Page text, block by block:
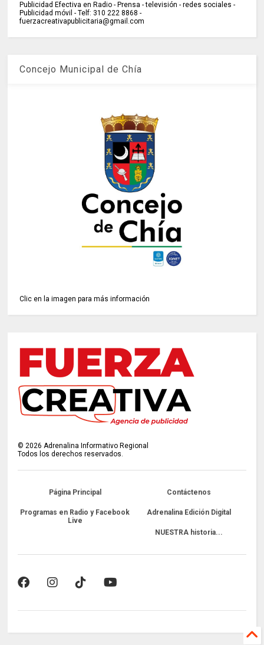
Publicidad Efectiva en Radio - Prensa - televisión - redes sociales -
Publicidad móvil - Telf: 310 222 8868 -
fuerzacreativapublicitaria@gmail.com
Concejo Municipal de Chía
Clic en la imagen para más información
©2026 Adrenalina Informativo Regional
Todos los derechos reservados.
Página Principal Contáctenos
Programas en Radio y Facebook
Live
Adrenalina Edición Digital
NUESTRA historia...